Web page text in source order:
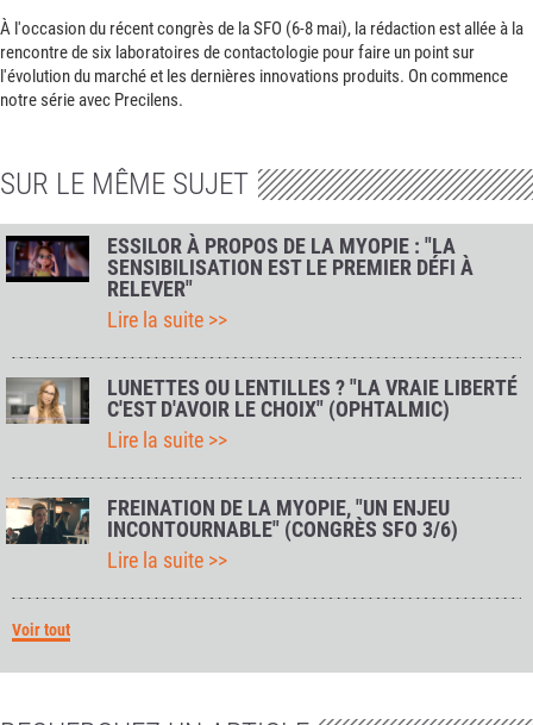
À l'occasion du récent congrès de la SFO (6-8 mai), la rédaction est allée à la
rencontre de six laboratoires de contactologie pour faire un point sur
l'évolution du marché et les dernières innovations produits. On commence
notre série avec Precilens.
SUR LE MÊME SUJET
ESSILOR À PROPOS DE LA MYOPIE : "LA
SENSIBILISATION EST LE PREMIER DÉFI À
RELEVER"
Lire la suite >>
LUNETTES OU LENTILLES ? "LA VRAIE LIBERTÉ
C'EST D'AVOIR LE CHOIX" (OPHTALMIC)
Lire la suite >>
FREINATION DE LA MYOPIE, "UN ENJEU
INCONTOURNABLE" (CONGRÈS SFO 3/6)
Lire la suite >>
Voir tout